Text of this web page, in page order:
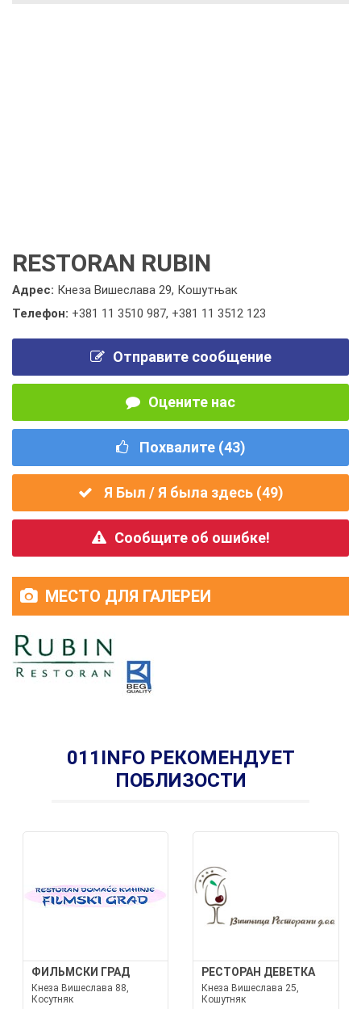
RESTORAN RUBIN
Адрес: Кнеза Вишеслава 29, Кошутњак
Телефон: +381 11 3510 987, +381 11 3512 123
Отправите сообщение
Оцените нас
Похвалите (43)
Я Был / Я была здесь (49)
Сообщите об ошибке!
МЕСТО ДЛЯ ГАЛЕРЕИ
011INFO РЕКОМЕНДУЕТ
ПОБЛИЗОСТИ
ФИЛЬМСКИ ГРАД
Кнеза Вишеслава 88,
Косутняк
РЕСТОРАН ДЕВЕТКА
Кнеза Вишеслава 25,
Кошутняк